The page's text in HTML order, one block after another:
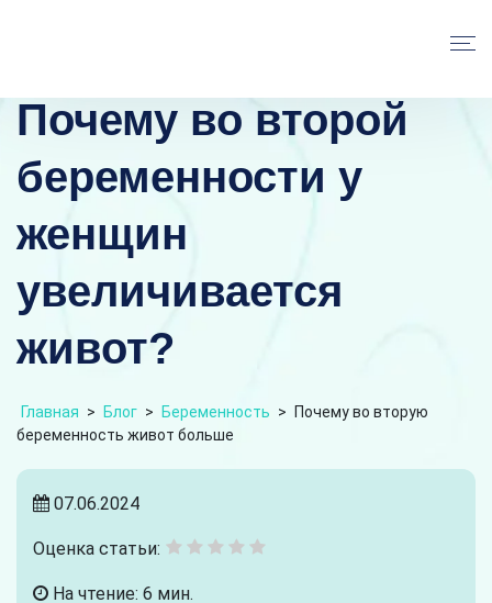
Почему во второй
беременности у
женщин
увеличивается
живот?
Главная > Блог > Беременность >
Почему во вторую
беременность живот больше
07.06.2024
Оценка статьи:
На чтение: 6 мин.